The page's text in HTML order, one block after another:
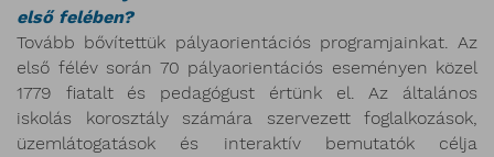
első felében?
Tovább bővítettük pályaorientációs programjainkat. Az
első félév során 70 pályaorientációs eseményen közel
1779 fiatalt és pedagógust értünk el. Az általános
iskolás korosztály számára szervezett foglalkozások,
üzemlátogatások és interaktív bemutatók célja